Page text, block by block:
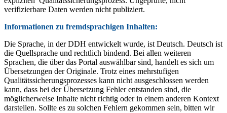
verifizierbare Daten werden nicht publiziert.
Informationen zu fremdsprachigen Inhalten:
Die Sprache, in der DDH entwickelt wurde, ist Deutsch. Deutsch ist
die Quellsprache und rechtlich bindend. Bei allen weiteren
Sprachen, die über das Portal auswählbar sind, handelt es sich um
Übersetzungen der Originale. Trotz eines mehrstufigen
Qualitätssicherungsprozesses kann nicht ausgeschlossen werden
kann, dass bei der Übersetzung Fehler entstanden sind, die
möglicherweise Inhalte nicht richtig oder in einem anderen Kontext
darstellen. Sollte es zu solchen Fehlern gekommen sein, bitten wir